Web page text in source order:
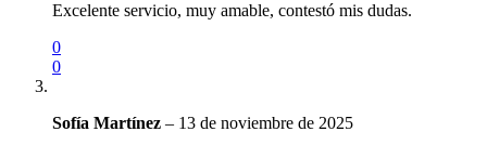
Excelente servicio, muy amable, contestó mis dudas.
0
0
Sofía Martínez – 13 de noviembre de 2025